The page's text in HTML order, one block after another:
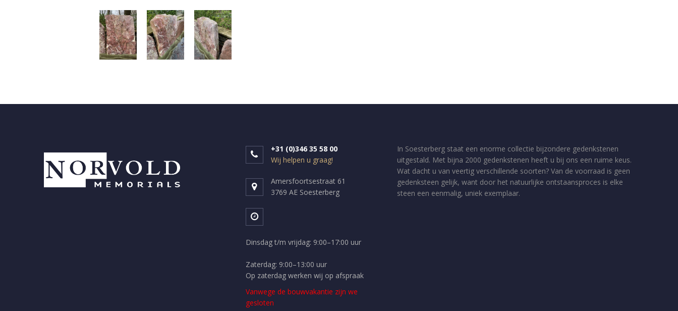
+31 (0)346 35 58 00
Wij helpen u graag!
Amersfoortsestraat 61
3769 AE Soesterberg
Dinsdag t/m vrijdag: 9:00–17:00 uur
Zaterdag: 9:00–13:00 uur
Op zaterdag werken wij op afspraak
Vanwege de bouwvakantie zijn we
gesloten
In Soesterberg staat een enorme collectie bijzondere gedenkstenen
uitgestald. Met bijna 2000 gedenkstenen heeft u bij ons een ruime keus.
Wat dacht u van veertig verschillende soorten? Van de voorraad is geen
gedenksteen gelijk, want door het natuurlijke ontstaansproces is elke
steen een eenmalig, uniek exemplaar.